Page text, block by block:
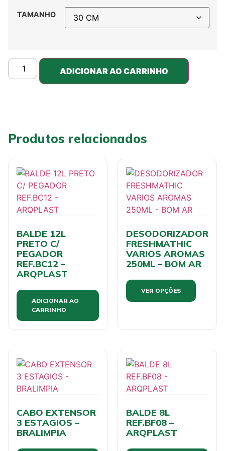
TAMANHO
ADICIONAR AO CARRINHO
Produtos relacionados
BALDE 12L
PRETO C/
PEGADOR
REF.BC12 –
ARQPLAST
ADICIONAR AO
CARRINHO
DESODORIZADOR
FRESHMATHIC
VARIOS AROMAS
250ML – BOM AR
VER OPÇÕES
CABO EXTENSOR
3 ESTAGIOS –
BRALIMPIA
BALDE 8L
REF.BF08 –
ARQPLAST